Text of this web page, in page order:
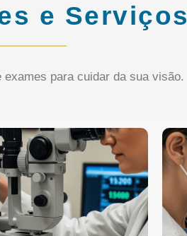
e Serviços
para cuidar da sua visão.